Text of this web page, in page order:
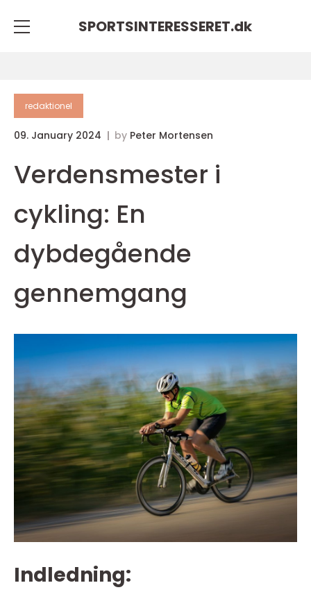
SPORTSINTERESSERET.dk
redaktionel
09. January 2024 by Peter Mortensen
Verdensmester i
cykling: En
dybdegående
gennemgang
Indledning: